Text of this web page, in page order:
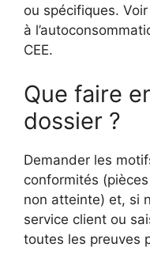
ou spécifiques.
à
CEE.
Que faire
dossier ?
Demander les
conformités
non atteinte) et, si
service client ou
toutes les preuves